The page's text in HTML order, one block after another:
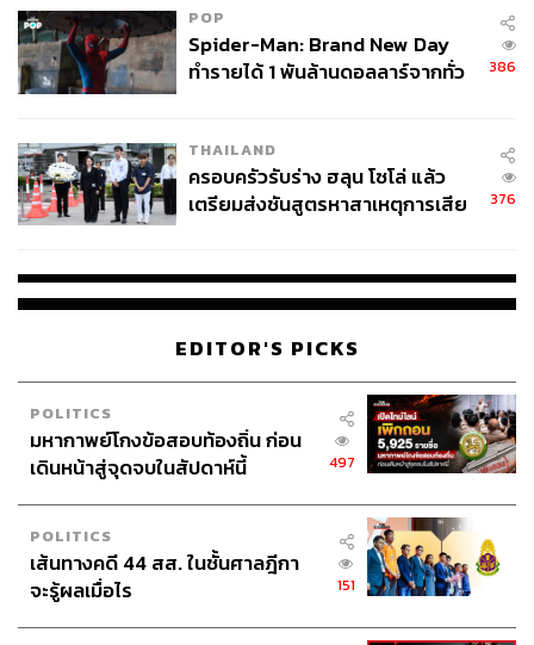
POP
Spider-Man: Brand New Day
ทำรายได้ 1 พันล้านดอลลาร์จากทั่ว
386
THAILAND
ครอบครัวรับร่าง ฮลุน โซโล่ แล้ว
เตรียมส่งชันสูตรหาสาเหตุการเสีย
376
EDITOR'S PICKS
POLITICS
มหากาพย์โกงข้อสอบท้องถิ่น ก่อน
เดินหน้าสู่จุดจบในสัปดาห์นี้
497
POLITICS
เส้นทางคดี 44 สส. ในชั้นศาลฎีกา
จะรู้ผลเมื่อไร
151